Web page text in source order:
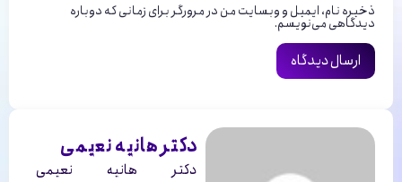
ذخیره نام، ایمیل و وبسایت من در مرورگر برای زمانی که دوباره
دیدگاهی می‌نویسم.
دکتر هانیه نعیمی
دکتر هانیه نعیمی